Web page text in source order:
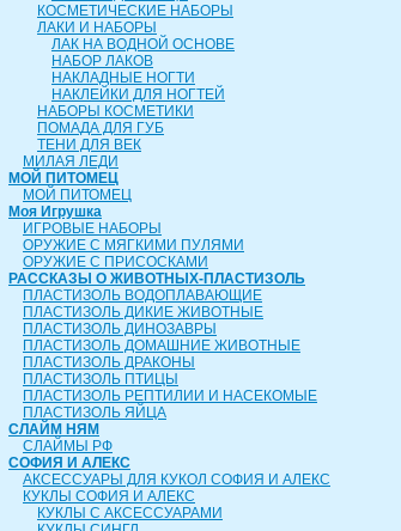
КОСМЕТИЧЕСКИЕ НАБОРЫ
ЛАКИ И НАБОРЫ
ЛАК НА ВОДНОЙ ОСНОВЕ
НАБОР ЛАКОВ
НАКЛАДНЫЕ НОГТИ
НАКЛЕЙКИ ДЛЯ НОГТЕЙ
НАБОРЫ КОСМЕТИКИ
ПОМАДА ДЛЯ ГУБ
ТЕНИ ДЛЯ ВЕК
МИЛАЯ ЛЕДИ
МОЙ ПИТОМЕЦ
МОЙ ПИТОМЕЦ
Моя Игрушка
ИГРОВЫЕ НАБОРЫ
ОРУЖИЕ С МЯГКИМИ ПУЛЯМИ
ОРУЖИЕ С ПРИСОСКАМИ
РАССКАЗЫ О ЖИВОТНЫХ-ПЛАСТИЗОЛЬ
ПЛАСТИЗОЛЬ ВОДОПЛАВАЮЩИЕ
ПЛАСТИЗОЛЬ ДИКИЕ ЖИВОТНЫЕ
ПЛАСТИЗОЛЬ ДИНОЗАВРЫ
ПЛАСТИЗОЛЬ ДОМАШНИЕ ЖИВОТНЫЕ
ПЛАСТИЗОЛЬ ДРАКОНЫ
ПЛАСТИЗОЛЬ ПТИЦЫ
ПЛАСТИЗОЛЬ РЕПТИЛИИ И НАСЕКОМЫЕ
ПЛАСТИЗОЛЬ ЯЙЦА
СЛАЙМ НЯМ
СЛАЙМЫ РФ
СОФИЯ И АЛЕКС
АКСЕССУАРЫ ДЛЯ КУКОЛ СОФИЯ И АЛЕКС
КУКЛЫ СОФИЯ И АЛЕКС
КУКЛЫ С АКСЕССУАРАМИ